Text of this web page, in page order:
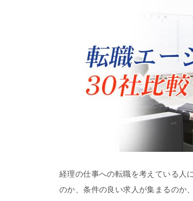
経理の仕事への転職を考えている人
のか、条件の良い求人が集まるのか